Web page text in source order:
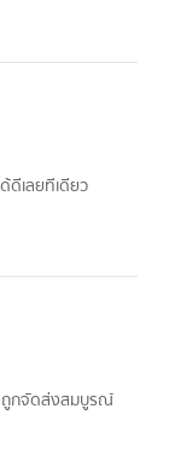
ดีเลยทีเดียว
ถูกจัดส่งสมบูรณ์